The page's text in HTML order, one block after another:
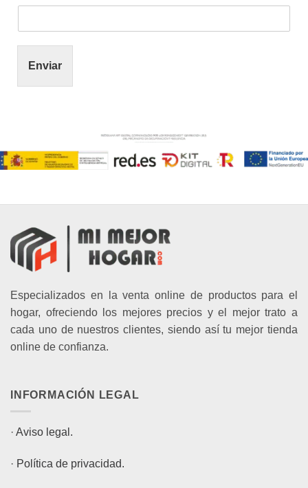
Enviar
Especializados en la venta online de productos para el
hogar, ofreciendo los mejores precios y el mejor trato a
cada uno de nuestros clientes, siendo así tu mejor tienda
online de confianza.
INFORMACIÓN LEGAL
· Aviso legal.
· Política de privacidad.